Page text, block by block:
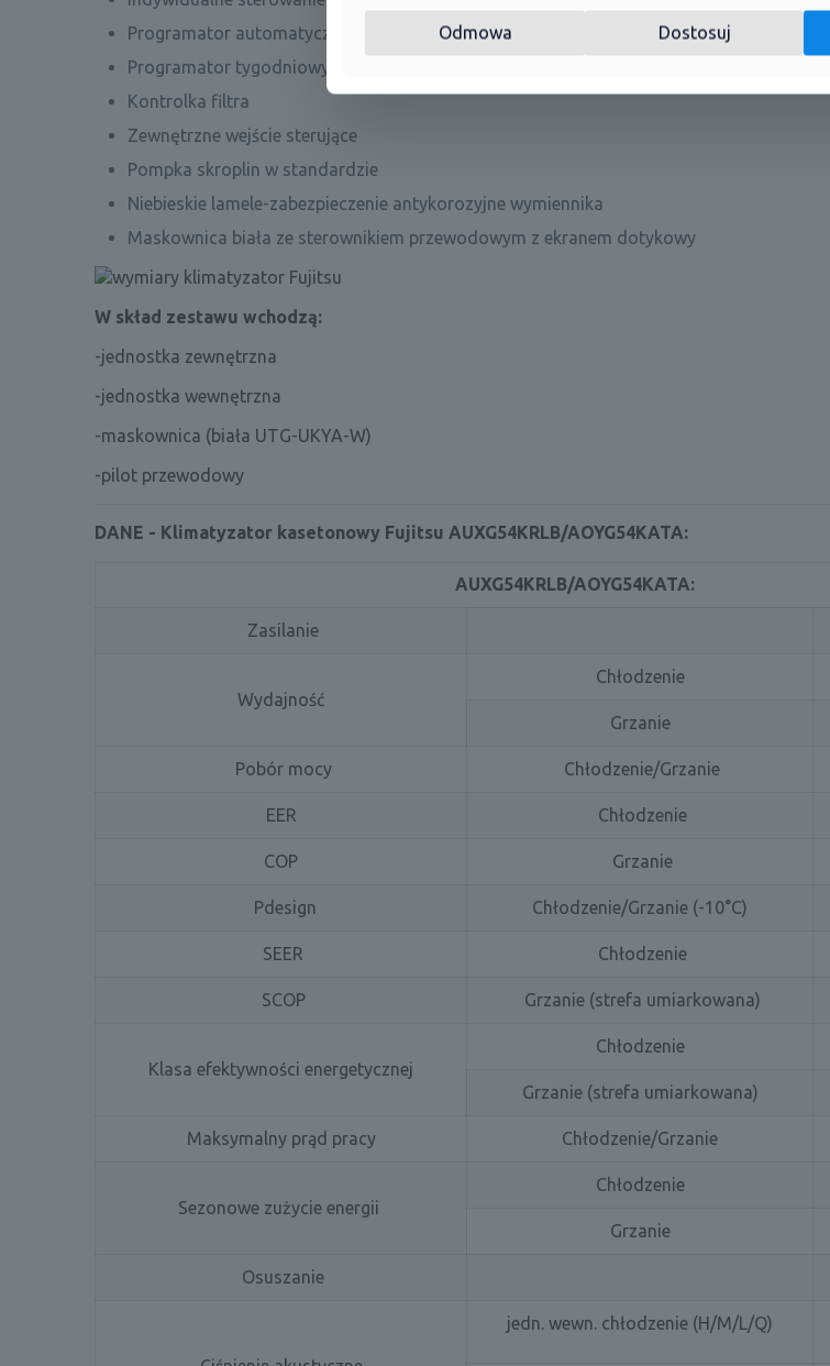
Programator automatycznego wyłączenia
Programator tygodniowy
Kontrolka filtra
Zewnętrzne wejście sterujące
Pompka skroplin w standardzie
Niebieskie lamele-zabezpieczenie antykorozyjne wymiennika
Maskownica biała ze sterownikiem przewodowym z ekranem dotykowy
W skład zestawu wchodzą:
-jednostka zewnętrzna
-jednostka wewnętrzna
-maskownica (biała UTG-UKYA-W)
-pilot przewodowy
DANE - Klimatyzator kasetonowy Fujitsu AUXG54KRLB/AOYG54KATA:
AUXG54KRLB/AOYG54KATA:
Zasilanie
Wydajność
Chłodzenie
Grzanie
Pobór mocy Chłodzenie/Grzanie
EER Chłodzenie
COP Grzanie
Pdesign Chłodzenie/Grzanie (-10°C)
SEER Chłodzenie
SCOP Grzanie (strefa umiarkowana)
Klasa efektywności energetycznej
Chłodzenie
Grzanie (strefa umiarkowana)
Maksymalny prąd pracy Chłodzenie/Grzanie
Sezonowe zużycie energii
Chłodzenie
Grzanie
Osuszanie
jedn. wewn. chłodzenie (H/M/L/Q)
Odmowa Dostosuj